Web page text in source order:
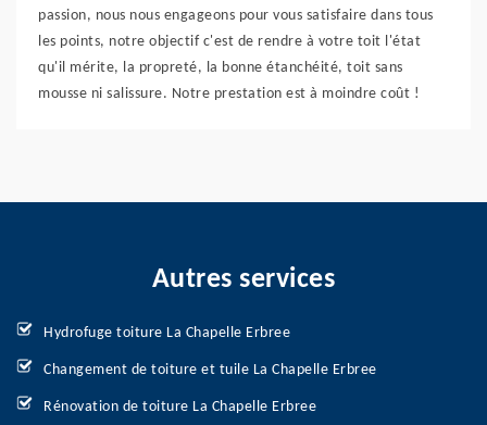
passion, nous nous engageons pour vous satisfaire dans tous
les points, notre objectif c'est de rendre à votre toit l'état
qu'il mérite, la propreté, la bonne étanchéité, toit sans
mousse ni salissure. Notre prestation est à moindre coût !
Autres services
Hydrofuge toiture La Chapelle Erbree
Changement de toiture et tuile La Chapelle Erbree
Rénovation de toiture La Chapelle Erbree